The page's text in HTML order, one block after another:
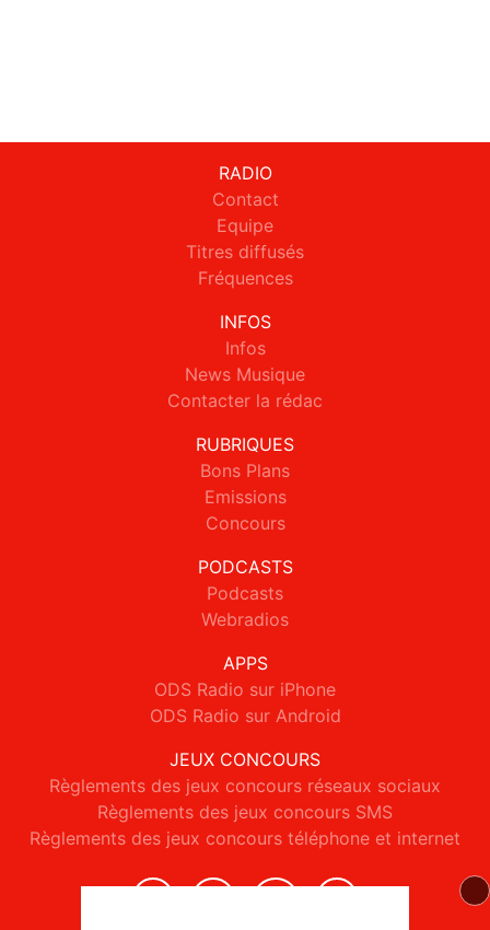
RADIO
Contact
Equipe
Titres diffusés
Fréquences
INFOS
Infos
News Musique
Contacter la rédac
RUBRIQUES
Bons Plans
Emissions
Concours
PODCASTS
Podcasts
Webradios
APPS
ODS Radio sur iPhone
ODS Radio sur Android
JEUX CONCOURS
Règlements des jeux concours réseaux sociaux
Règlements des jeux concours SMS
Règlements des jeux concours téléphone et internet